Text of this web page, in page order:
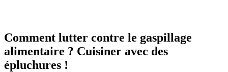
Comment lutter contre le gaspillage
alimentaire ? Cuisiner avec des
épluchures !